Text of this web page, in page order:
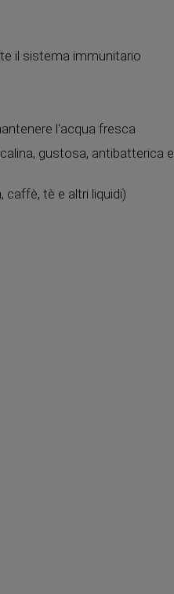
il sistema immunitario
l'acqua fresca
gustosa, antibatterica e
caffè, tè e altri liquidi)